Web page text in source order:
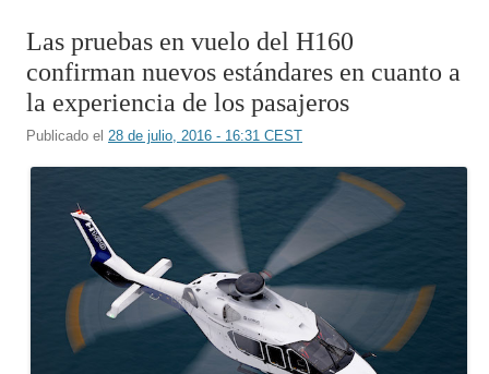
Las pruebas en vuelo del H160
confirman nuevos estándares en cuanto a
la experiencia de los pasajeros
Publicado el 28 de julio, 2016 - 16:31 CEST